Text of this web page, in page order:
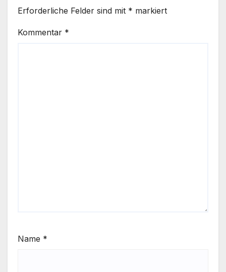
Erforderliche Felder sind mit * markiert
Kommentar *
Name *